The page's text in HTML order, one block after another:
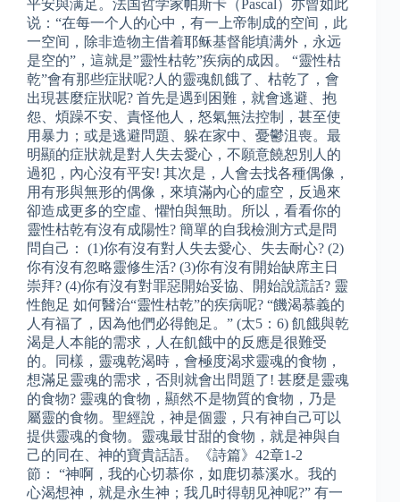
平安與满足。法国哲学家帕斯卡（Pascal）亦曾如此
说：“在每一个人的心中，有一上帝制成的空间，此
一空间，除非造物主借着耶稣基督能填满外，永远
是空的”，這就是”靈性枯乾”疾病的成因。 “靈性枯
乾”會有那些症狀呢?人的靈魂飢餓了、枯乾了，會
出現甚麼症狀呢? 首先是遇到困難，就會逃避、抱
怨、煩躁不安、責怪他人，怒氣無法控制，甚至使
用暴力；或是逃避問題、躲在家中、憂鬱沮喪。最
明顯的症狀就是對人失去愛心，不願意饒恕別人的
過犯，內心沒有平安! 其次是，人會去找各種偶像，
用有形與無形的偶像，來填滿內心的虛空，反過來
卻造成更多的空虛、懼怕與無助。所以，看看你的
靈性枯乾有沒有成陽性? 簡單的自我檢測方式是問
問自己： (1)你有沒有對人失去愛心、失去耐心? (2)
你有沒有忽略靈修生活? (3)你有沒有開始缺席主日
崇拜? (4)你有沒有對罪惡開始妥協、開始說謊話? 靈
性飽足 如何醫治“靈性枯乾”的疾病呢? “饑渴慕義的
人有福了，因為他們必得飽足。” (太5：6) 飢餓與乾
渴是人本能的需求，人在飢餓中的反應是很難受
的。同樣，靈魂乾渴時，會極度渴求靈魂的食物，
想滿足靈魂的需求，否則就會出問題了! 甚麼是靈魂
的食物? 靈魂的食物，顯然不是物質的食物，乃是
屬靈的食物。聖經說，神是個靈，只有神自己可以
提供靈魂的食物。靈魂最甘甜的食物，就是神與自
己的同在、神的寶貴話語。《詩篇》42章1-2
節： “神啊，我的心切慕你，如鹿切慕溪水。我的
心渴想神，就是永生神；我几时得朝见神呢?” 有一